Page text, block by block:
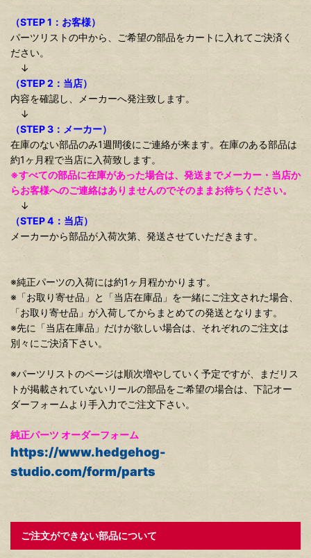
（STEP 1：お客様）
パーツリストの中から、ご希望の部品をカートに入れてご決済く
ださい。
↓
（STEP 2：当店）
内容を確認し、メーカーへ発注致します。
↓
（STEP 3：メーカー）
在庫のない部品のみ1週間後にご連絡が来ます。在庫のある部品は
約1ヶ月程で当店に入荷致します。
※すべての部品に在庫があった場合は、発送までメーカー・当店か
らお客様へのご連絡はありませんのでそのままお待ちください。
↓
（STEP 4：当店）
メーカーから部品が入荷次第、発送させていただきます。
※純正パーツの入荷には約1ヶ月程かかります。
※「お取り寄せ品」と「当店在庫品」を一緒にご注文された場合、
「お取り寄せ品」が入荷してからまとめての発送となります。
※先に「当店在庫品」だけが欲しい場合は、それぞれのご注文は
別々にご決済下さい。
※パーツリストのページは順次増やしていく予定ですが、まだリス
トが掲載されていないリールの部品をご希望の場合は、下記オー
ダーフォームより手入力でご注文下さい。
純正パーツ オーダーフォーム
https://www.hedgehog-
studio.com/form/parts
ご注文ができない部品について